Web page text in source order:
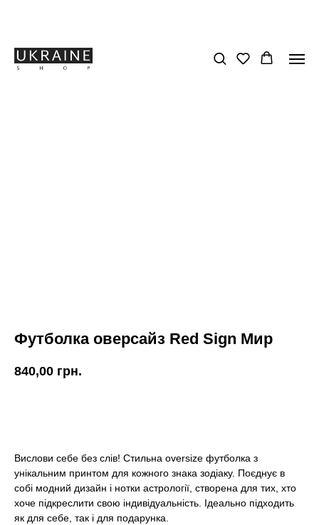
Футболка оверсайз Red Sign Мир
840,00 грн.
Вислови себе без слів! Стильна oversize футболка з
унікальним принтом для кожного знака зодіаку. Поєднує в
собі модний дизайн і нотки астрології, створена для тих, хто
хоче підкреслити свою індивідуальність. Ідеально підходить
як для себе, так і для подарунка.